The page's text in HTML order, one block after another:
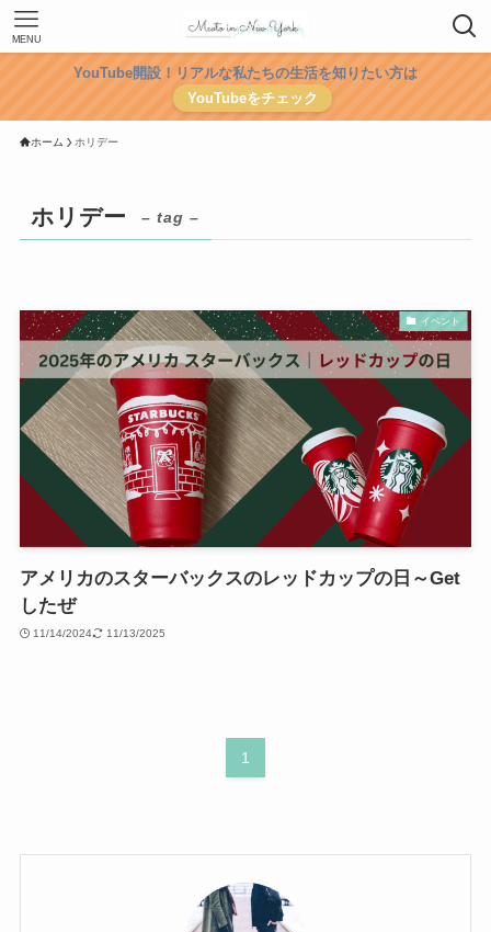
MENU
YouTube開設！リアルな私たちの生活を知りたい方は
YouTubeをチェック
ホーム ホリデー
ホリデー – tag –
イベント
アメリカのスターバックスのレッドカップの日～Get
したぜ
11/14/2024 11/13/2025
1